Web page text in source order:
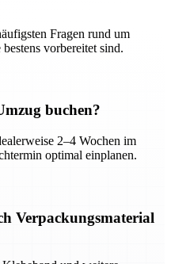
Fragen rund um
vorbereitet sind.
buchen?
2–4 Wochen im
optimal einplanen.
Verpackungsmaterial